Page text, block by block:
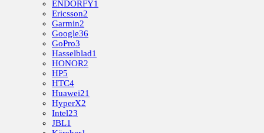
ENDORFY1
Ericsson2
Garmin2
Google36
GoPro3
Hasselblad1
HONOR2
HP5
HTC4
Huawei21
HyperX2
Intel23
JBL1